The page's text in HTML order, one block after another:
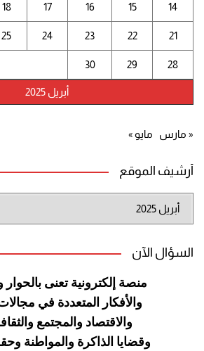
أبريل 2025
14
15
16
17
18
21
22
23
24
25
28
29
30
« مارس مايو »
أرشيف الموقع
أرشيف
الموقع
السؤال الآن
منصة إلكترونية تعنى بالحوار
والأفكار المتعددة في
والاقتصاد والمجتمع
وقضايا الذاكرة والمواطنة